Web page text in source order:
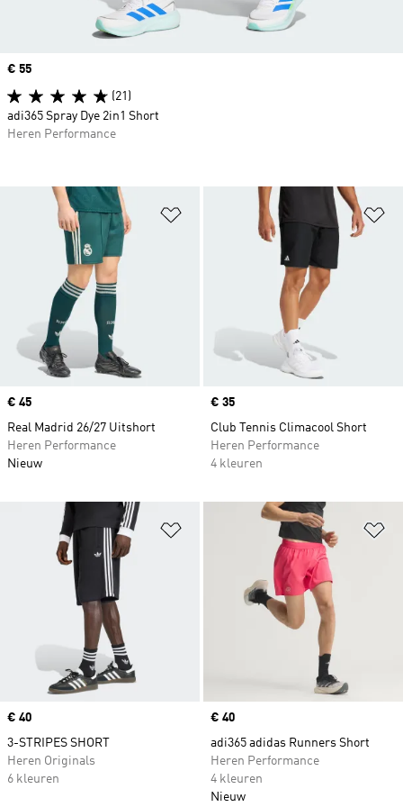
Op verlanglijst zetten
Price
€ 45
Real Madrid 26/27 Uitshort
Heren Performance
Nieuw
Price
€ 35
Club Tennis Climacool Short
Heren Performance
4 kleuren
Op verlanglijst zetten
Price
€ 40
3-STRIPES SHORT
Heren Originals
6 kleuren
Price
€ 40
adi365 adidas Runners Short
Heren Performance
4 kleuren
Nieuw
Price
€ 55
(21)
adi365 Spray Dye 2in1 Short
Heren Performance